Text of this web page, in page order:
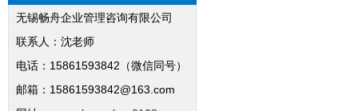
无锡畅舟企业管理咨询有限公司
联系人：沈老师
电话：15861593842（微信同号）
邮箱：15861593842@163.com